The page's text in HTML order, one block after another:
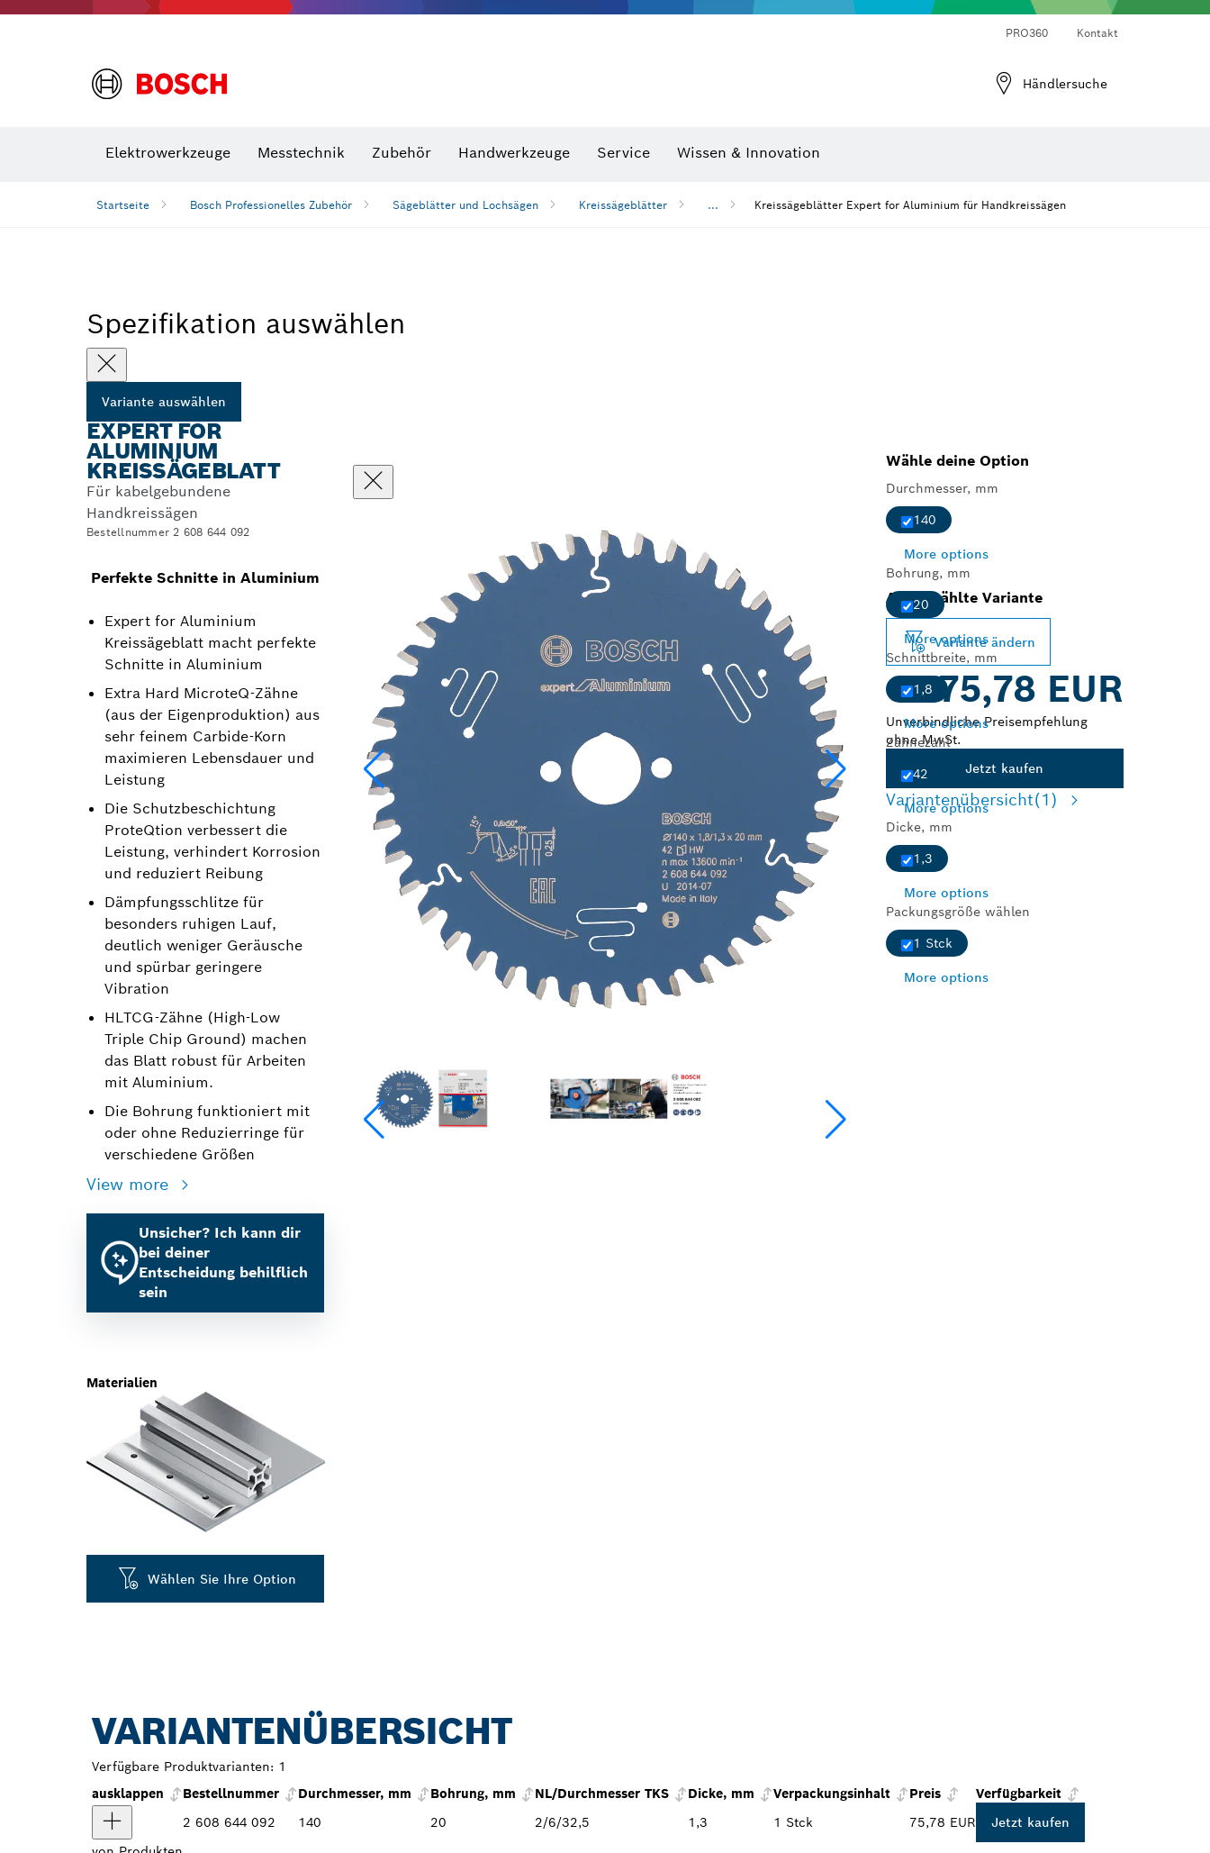
PRO360 Kontakt
Händlersuche
Elektrowerkzeuge Messtechnik Zubehör Handwerkzeuge Service Wissen & Innovation
Startseite Bosch Professionelles Zubehör Sägeblätter und Lochsägen Kreissägeblätter ... Kreissägeblätter Expert for Aluminium für Handkreissägen
Spezifikation auswählen
Variante auswählen
EXPERT FOR
ALUMINIUM
KREISSÄGEBLATT
Für kabelgebundene
Handkreissägen
Bestellnummer 2 608 644 092
Perfekte Schnitte in Aluminium
Expert for Aluminium
Kreissägeblatt macht perfekte
Schnitte in Aluminium
Extra Hard MicroteQ-Zähne
(aus der Eigenproduktion) aus
sehr feinem Carbide-Korn
maximieren Lebensdauer und
Leistung
Die Schutzbeschichtung
ProteQtion verbessert die
Leistung, verhindert Korrosion
und reduziert Reibung
Dämpfungsschlitze für
besonders ruhigen Lauf,
deutlich weniger Geräusche
und spürbar geringere
Vibration
HLTCG-Zähne (High-Low
Triple Chip Ground) machen
das Blatt robust für Arbeiten
mit Aluminium.
Die Bohrung funktioniert mit
oder ohne Reduzierringe für
verschiedene Größen
View more
Unsicher? Ich kann dir
bei deiner
Entscheidung behilflich
sein
Materialien
Wählen Sie Ihre Option
Wähle deine Option
Durchmesser, mm
140
More options
Bohrung, mm
20
More options
Schnittbreite, mm
1,8
More options
Zähnezahl
42
More options
Dicke, mm
1,3
More options
Packungsgröße wählen
1 Stck
More options
Ausgewählte Variante
Variante ändern
75,78 EUR
Unverbindliche Preisempfehlung
ohne MwSt.
Jetzt kaufen
Variantenübersicht(1)
VARIANTENÜBERSICHT
Verfügbare Produktvarianten: 1
ausklappen
Bestellnummer Durchmesser, mm Bohrung, mm NL/Durchmesser TKS Dicke, mm Verpackungsinhalt Preis
Verfügbarkeit
2 608 644 092
140 20 2/6/32,5 1,3 1 Stck 75,78 EUR
Jetzt kaufen